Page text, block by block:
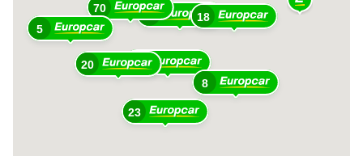
69
70
18
79
20
8
23
5